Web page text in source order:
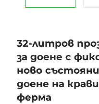
32-литров
за доене с
ново
доене на
ферма